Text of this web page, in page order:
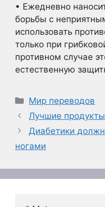
• Ежедневно
борьбы с
использовать
только при
противном случае
естественную
Рубрики
Мир переводов
Лучшие
Диабетики
ногами